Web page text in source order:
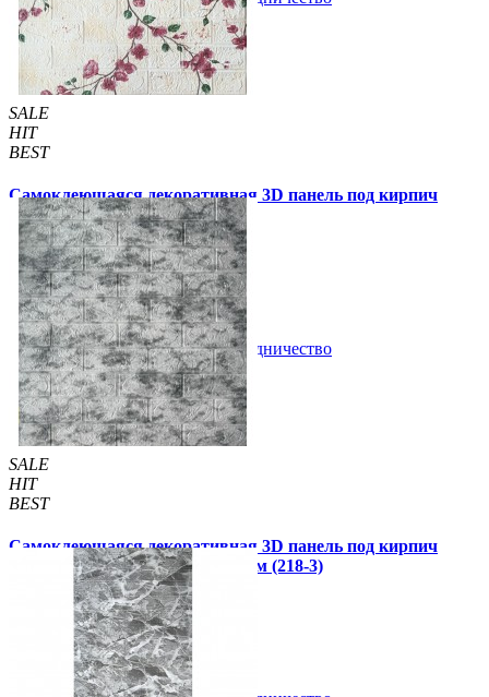
SALE
HIT
BEST
Самоклеющаяся декоративная 3D панель под кирпич
сакура 700x770x3мм (6234-3)
59 грн./шт 140 грн./шт
Купить В закладки Сотрудничество
SALE
HIT
BEST
Самоклеющаяся декоративная 3D панель под кирпич
серо-синий мрамор 700x770x3мм (218-3)
/шт 140 грн./шт